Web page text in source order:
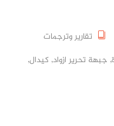
تقارير وترجمات
, جبهة تحرير ازواد, كيدال,